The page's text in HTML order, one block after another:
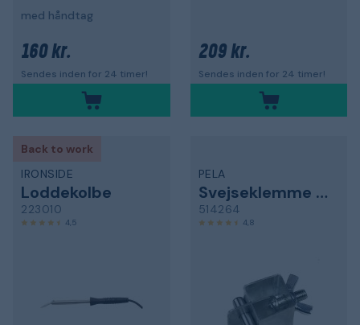
med håndtag
160 kr.
Sendes inden for 24 timer!
209 kr.
Sendes inden for 24 timer!
Back to work
IRONSIDE
Loddekolbe
223010
4,5
PELA
Svejseklemme af metalplader
514264
4,8